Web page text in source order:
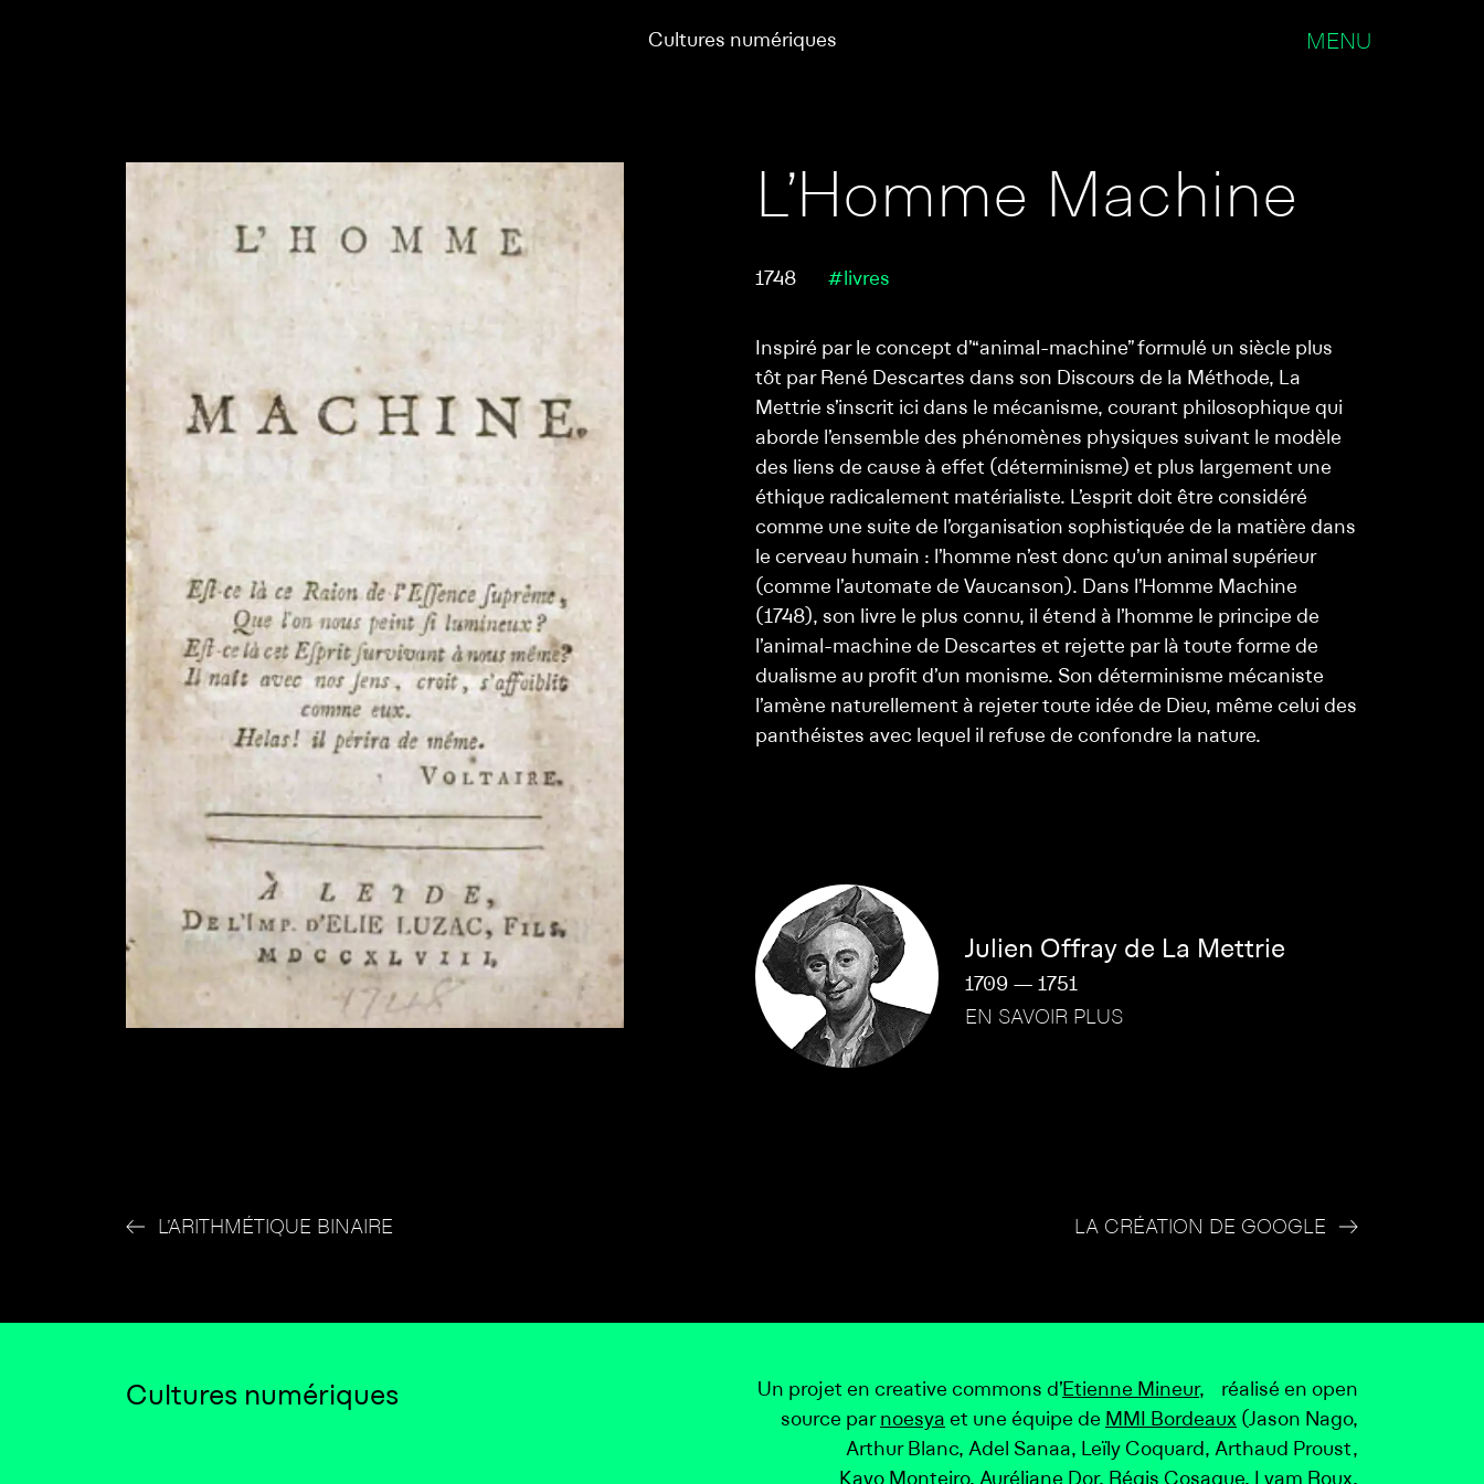
Cultures numériques MENU
L’Homme Machine
1748 #livres
Inspiré par le concept d’“animal-machine” formulé un siècle plus
tôt par René Descartes dans son Discours de la Méthode, La
Mettrie s’inscrit ici dans le mécanisme, courant philosophique qui
aborde l’ensemble des phénomènes physiques suivant le modèle
des liens de cause à effet (déterminisme) et plus largement une
éthique radicalement matérialiste. L’esprit doit être considéré
comme une suite de l’organisation sophistiquée de la matière dans
le cerveau humain : l’homme n’est donc qu’un animal supérieur
(comme l’automate de Vaucanson). Dans l’Homme Machine
(1748), son livre le plus connu, il étend à l’homme le principe de
l’animal-machine de Descartes et rejette par là toute forme de
dualisme au profit d’un monisme. Son déterminisme mécaniste
l’amène naturellement à rejeter toute idée de Dieu, même celui des
panthéistes avec lequel il refuse de confondre la nature.
Julien Offray de La Mettrie
1709 — 1751
EN SAVOIR PLUS
L’ARITHMÉTIQUE BINAIRE LA CRÉATION DE GOOGLE
Cultures numériques Un projet en creative commons d’Etienne Mineur, réalisé en open
source par noesya et une équipe de MMI Bordeaux (Jason Nago,
Arthur Blanc, Adel Sanaa, Leïly Coquard, Arthaud Proust,
Kayo Monteiro, Auréliane Dor, Régis Cosaque, Lyam Roux,